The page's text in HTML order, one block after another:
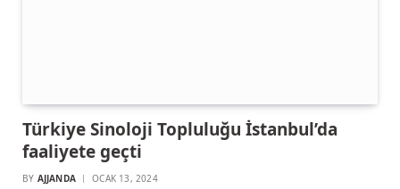
Türkiye Sinoloji Topluluğu İstanbul’da
faaliyete geçti
BY AJJANDA OCAK 13, 2024